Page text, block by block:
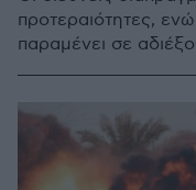
προτεραιότητες,
παραμένει σε